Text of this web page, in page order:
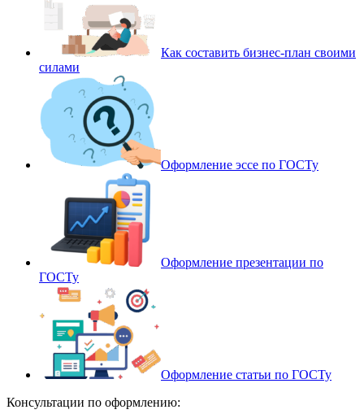
Как составить бизнес-план своими
силами
Оформление эссе по ГОСТу
Оформление презентации по
ГОСТу
Оформление статьи по ГОСТу
Консультации по оформлению: